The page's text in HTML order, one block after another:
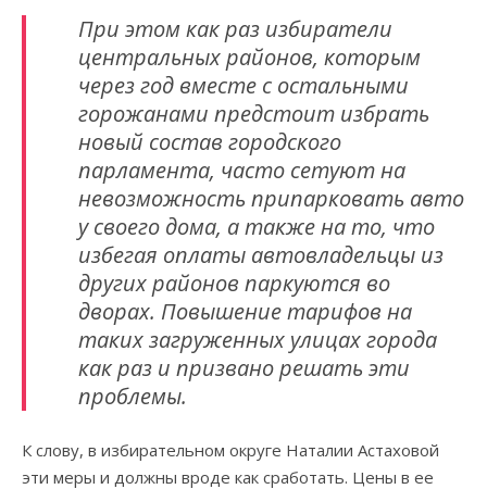
При этом как раз избиратели
центральных районов, которым
через год вместе с остальными
горожанами предстоит избрать
новый состав городского
парламента, часто сетуют на
невозможность припарковать авто
у своего дома, а также на то, что
избегая оплаты автовладельцы из
других районов паркуются во
дворах. Повышение тарифов на
таких загруженных улицах города
как раз и призвано решать эти
проблемы.
К слову, в избирательном округе Наталии Астаховой
эти меры и должны вроде как сработать. Цены в ее